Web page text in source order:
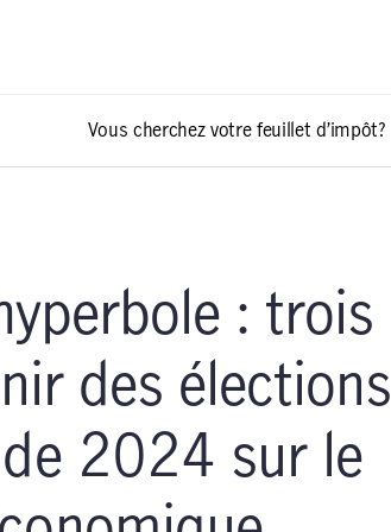
Vous cherchez votre feuillet d’impôt?
: trois
des élections
2024 sur le